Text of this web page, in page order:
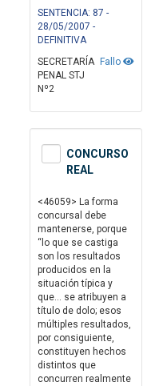
SENTENCIA: 87 -
28/05/2007 -
DEFINITIVA
Fallo
SECRETARÍA
PENAL STJ
Nº2
CONCURSO
REAL
<46059> La forma
concursal debe
mantenerse, porque
“lo que se castiga
son los resultados
producidos en la
situación típica y
que... se atribuyen a
título de dolo; esos
múltiples resultados,
por consiguiente,
constituyen hechos
distintos que
concurren realmente